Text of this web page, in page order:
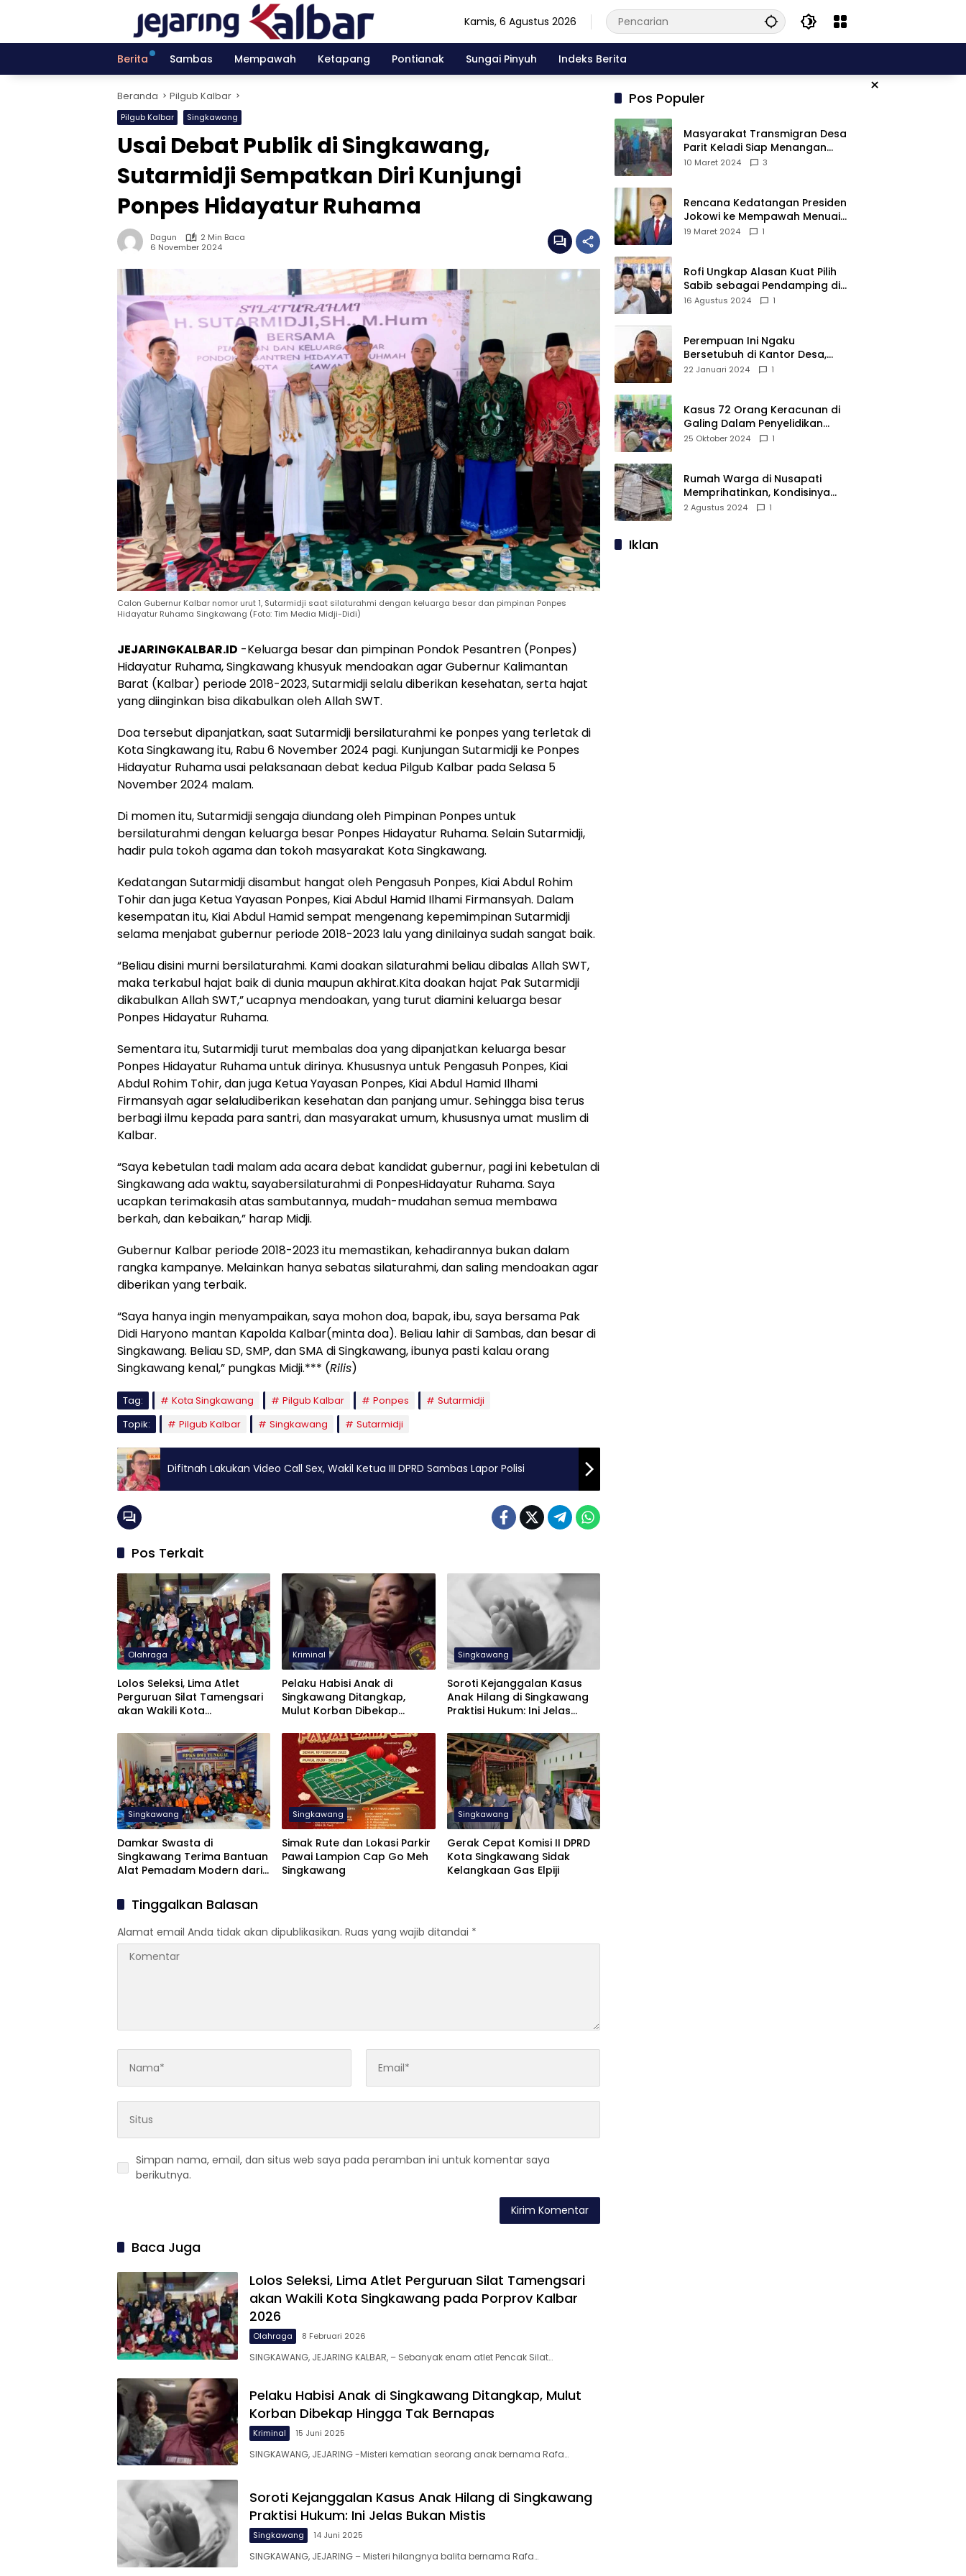
Kamis, 6 Agustus 2026
Berita Sambas Mempawah Ketapang Pontianak Sungai Pinyuh Indeks Berita
×
Beranda Pilgub Kalbar
Pilgub Kalbar Singkawang
Usai Debat Publik di Singkawang,
Sutarmidji Sempatkan Diri Kunjungi
Ponpes Hidayatur Ruhama
Dagun
2 Min Baca
6 November 2024
Calon Gubernur Kalbar nomor urut 1, Sutarmidji saat silaturahmi dengan keluarga besar dan pimpinan Ponpes
Hidayatur Ruhama Singkawang (Foto: Tim Media Midji-Didi)
JEJARINGKALBAR.ID -Keluarga besar dan pimpinan Pondok Pesantren (Ponpes)
Hidayatur Ruhama, Singkawang khusyuk mendoakan agar Gubernur Kalimantan
Barat (Kalbar) periode 2018-2023, Sutarmidji selalu diberikan kesehatan, serta hajat
yang diinginkan bisa dikabulkan oleh Allah SWT.
Doa tersebut dipanjatkan, saat Sutarmidji bersilaturahmi ke ponpes yang terletak di
Kota Singkawang itu, Rabu 6 November 2024 pagi. Kunjungan Sutarmidji ke Ponpes
Hidayatur Ruhama usai pelaksanaan debat kedua Pilgub Kalbar pada Selasa 5
November 2024 malam.
Di momen itu, Sutarmidji sengaja diundang oleh Pimpinan Ponpes untuk
bersilaturahmi dengan keluarga besar Ponpes Hidayatur Ruhama. Selain Sutarmidji,
hadir pula tokoh agama dan tokoh masyarakat Kota Singkawang.
Kedatangan Sutarmidji disambut hangat oleh Pengasuh Ponpes, Kiai Abdul Rohim
Tohir dan juga Ketua Yayasan Ponpes, Kiai Abdul Hamid Ilhami Firmansyah. Dalam
kesempatan itu, Kiai Abdul Hamid sempat mengenang kepemimpinan Sutarmidji
selama menjabat gubernur periode 2018-2023 lalu yang dinilainya sudah sangat baik.
“Beliau disini murni bersilaturahmi. Kami doakan silaturahmi beliau dibalas Allah SWT,
maka terkabul hajat baik di dunia maupun akhirat.Kita doakan hajat Pak Sutarmidji
dikabulkan Allah SWT,” ucapnya mendoakan, yang turut diamini keluarga besar
Ponpes Hidayatur Ruhama.
Sementara itu, Sutarmidji turut membalas doa yang dipanjatkan keluarga besar
Ponpes Hidayatur Ruhama untuk dirinya. Khususnya untuk Pengasuh Ponpes, Kiai
Abdul Rohim Tohir, dan juga Ketua Yayasan Ponpes, Kiai Abdul Hamid Ilhami
Firmansyah agar selaludiberikan kesehatan dan panjang umur. Sehingga bisa terus
berbagi ilmu kepada para santri, dan masyarakat umum, khususnya umat muslim di
Kalbar.
“Saya kebetulan tadi malam ada acara debat kandidat gubernur, pagi ini kebetulan di
Singkawang ada waktu, sayabersilaturahmi di PonpesHidayatur Ruhama. Saya
ucapkan terimakasih atas sambutannya, mudah-mudahan semua membawa
berkah, dan kebaikan,” harap Midji.
Gubernur Kalbar periode 2018-2023 itu memastikan, kehadirannya bukan dalam
rangka kampanye. Melainkan hanya sebatas silaturahmi, dan saling mendoakan agar
diberikan yang terbaik.
“Saya hanya ingin menyampaikan, saya mohon doa, bapak, ibu, saya bersama Pak
Didi Haryono mantan Kapolda Kalbar(minta doa). Beliau lahir di Sambas, dan besar di
Singkawang. Beliau SD, SMP, dan SMA di Singkawang, ibunya pasti kalau orang
Singkawang kenal,” pungkas Midji.*** (Rilis)
Tag: Kota Singkawang Pilgub Kalbar Ponpes
Sutarmidji
Topik:
Pilgub Kalbar Singkawang Sutarmidji
Difitnah Lakukan Video Call Sex, Wakil Ketua III DPRD Sambas Lapor Polisi
Pos Terkait
Olahraga
Lolos Seleksi, Lima Atlet
Perguruan Silat Tamengsari
akan Wakili Kota
Kalbar 2026
Kriminal
Pelaku Habisi Anak di
Singkawang Ditangkap,
Mulut Korban Dibekap
Singkawang
Soroti Kejanggalan Kasus
Anak Hilang di Singkawang
Praktisi Hukum: Ini Jelas
Singkawang
Damkar Swasta di
Singkawang Terima Bantuan
Alat Pemadam Modern dari
Singkawang
Simak Rute dan Lokasi Parkir
Pawai Lampion Cap Go Meh
Singkawang
Singkawang
Gerak Cepat Komisi II DPRD
Kota Singkawang Sidak
Kelangkaan Gas Elpiji
Tinggalkan Balasan
Alamat email Anda tidak akan dipublikasikan. Ruas yang wajib ditandai *
Simpan nama, email, dan situs web saya pada peramban ini untuk komentar saya
berikutnya.
Baca Juga
Lolos Seleksi, Lima Atlet Perguruan Silat Tamengsari
akan Wakili Kota Singkawang pada Porprov Kalbar
2026
Olahraga 8 Februari 2026
SINGKAWANG, JEJARING KALBAR, – Sebanyak enam atlet Pencak Silat…
Pelaku Habisi Anak di Singkawang Ditangkap, Mulut
Korban Dibekap Hingga Tak Bernapas
Kriminal 15 Juni 2025
SINGKAWANG, JEJARING -Misteri kematian seorang anak bernama Rafa…
Soroti Kejanggalan Kasus Anak Hilang di Singkawang
Praktisi Hukum: Ini Jelas Bukan Mistis
Singkawang 14 Juni 2025
SINGKAWANG, JEJARING – Misteri hilangnya balita bernama Rafa…
Pos Populer
Masyarakat Transmigran Desa
Parit Keladi Siap Menangan
Fauzan-Mirza di Pilkada Kubu
10 Maret 2024 3
Rencana Kedatangan Presiden
Jokowi ke Mempawah Menuai
Pro Kontra, Apa Sebabnya?
19 Maret 2024 1
Rofi Ungkap Alasan Kuat Pilih
Sabib sebagai Pendamping di
Pilkada Sambas
16 Agustus 2024 1
Perempuan Ini Ngaku
Bersetubuh di Kantor Desa,
Kades Pasir Panjang
22 Januari 2024 1
Kasus 72 Orang Keracunan di
Galing Dalam Penyelidikan
Polres Sambas
25 Oktober 2024 1
Rumah Warga di Nusapati
Memprihatinkan, Kondisinya
Nyaris Roboh dan Tidak Layak
2 Agustus 2024 1
Iklan